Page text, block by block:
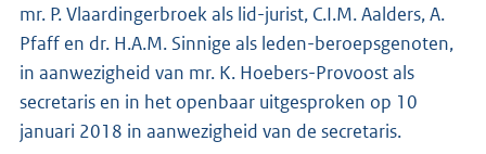
mr. P. Vlaardingerbroek als lid-jurist, C.I.M. Aalders, A.
Pfaff en dr. H.A.M. Sinnige als leden-beroepsgenoten,
in aanwezigheid van mr. K. Hoebers-Provoost als
secretaris en in het openbaar uitgesproken op 10
januari 2018 in aanwezigheid van de secretaris.